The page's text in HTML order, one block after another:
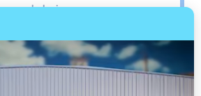
morphologique
de confort, le sommier
tout son soutien. Avec les
le bassin qui reposent sur ses
les douleurs au petit matin.